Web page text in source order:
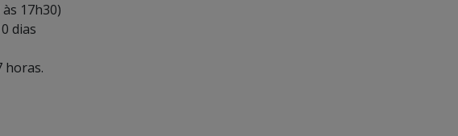
17h30)
dias
horas.